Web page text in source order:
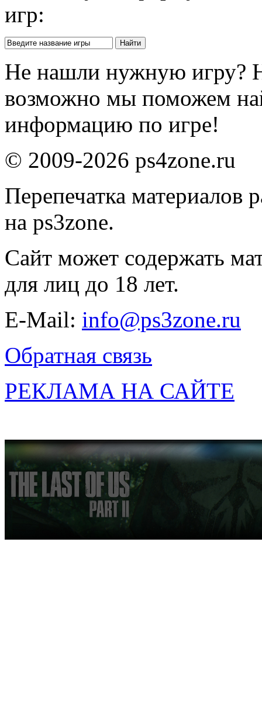
игр:
Не нашли нужную игру?
возможно мы поможем
информацию по игре!
© 2009-2026 ps4zone.ru
Перепечатка материалов
на ps3zone.
Сайт может содержать
для лиц до 18 лет.
E-Mail: info@ps3zone.ru
Обратная связь
РЕКЛАМА НА САЙТЕ